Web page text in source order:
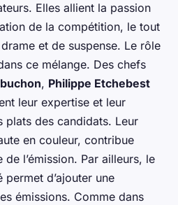
Elles allient la passion
de la compétition, le tout
et de suspense. Le rôle
ce mélange. Des chefs
, Philippe Etchebest
leur expertise et leur
plats des candidats. Leur
en couleur, contribue
de l’émission. Par ailleurs, le
d’ajouter une
émissions. Comme dans